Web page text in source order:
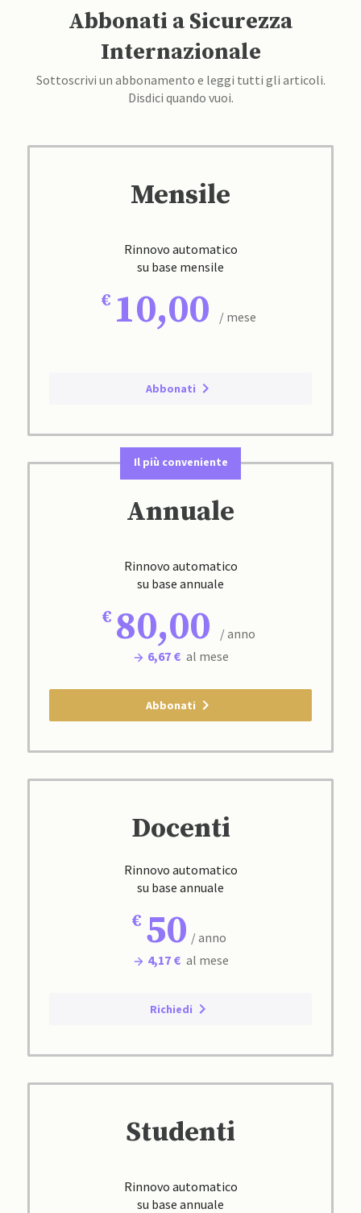
Abbonati a Sicurezza
Internazionale
Sottoscrivi un abbonamento e leggi tutti gli articoli.
Disdici quando vuoi.
Mensile
Rinnovo automatico
su base mensile
10,00 / mese
Abbonati
Il più conveniente
Annuale
Rinnovo automatico
su base annuale
80,00
/ anno
6,67 € al mese
Abbonati
Docenti
Rinnovo automatico
su base annuale
50 / anno
4,17 € al mese
Richiedi
Studenti
Rinnovo automatico
su base annuale